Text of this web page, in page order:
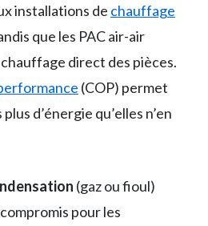
installations de chauffage
que les PAC air-air
direct des pièces.
(COP) permet
d’énergie qu’elles n’en
(gaz ou fioul)
pour les